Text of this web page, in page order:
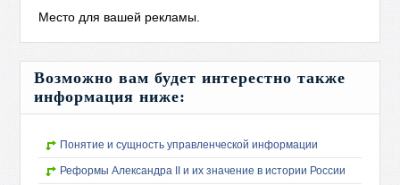
Место для вашей рекламы.
Возможно вам будет интерестно также
информация ниже:
Понятие и сущность управленческой информации
Реформы Александра II и их значение в истории России